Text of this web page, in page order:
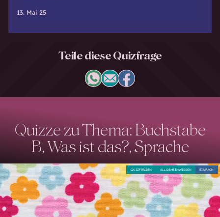
13. Mai 25
Teile diese Quizfrage
Quizze zu Thema: Buchstabe
B, Was ist das?, Sprache
EINFACH
ALLGEMEINWISSEN
QUIZFRAGEN